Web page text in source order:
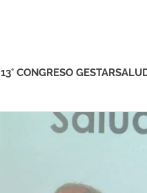
13° CONGRESO